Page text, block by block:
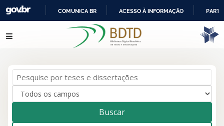
IR
PARA
COMUNICA BR ACESSO À INFORMAÇÃO
resultados de 6para a busca '
Rosemary dos
Pular para o conteúdo
Buscar